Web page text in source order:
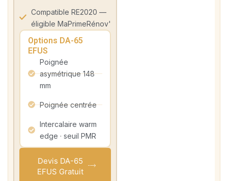
Compatible RE2020 —
éligible MaPrimeRénov'
Options DA-65
EFUS
Poignée
asymétrique 148
mm
Poignée centrée
Intercalaire warm
edge · seuil PMR
Devis DA-65
EFUS Gratuit